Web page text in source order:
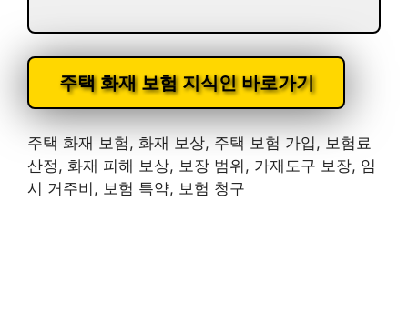
주택 화재 보험 지식인 바로가기
주택 화재 보험, 화재 보상, 주택 보험 가입, 보험료
산정, 화재 피해 보상, 보장 범위, 가재도구 보장, 임
시 거주비, 보험 특약, 보험 청구